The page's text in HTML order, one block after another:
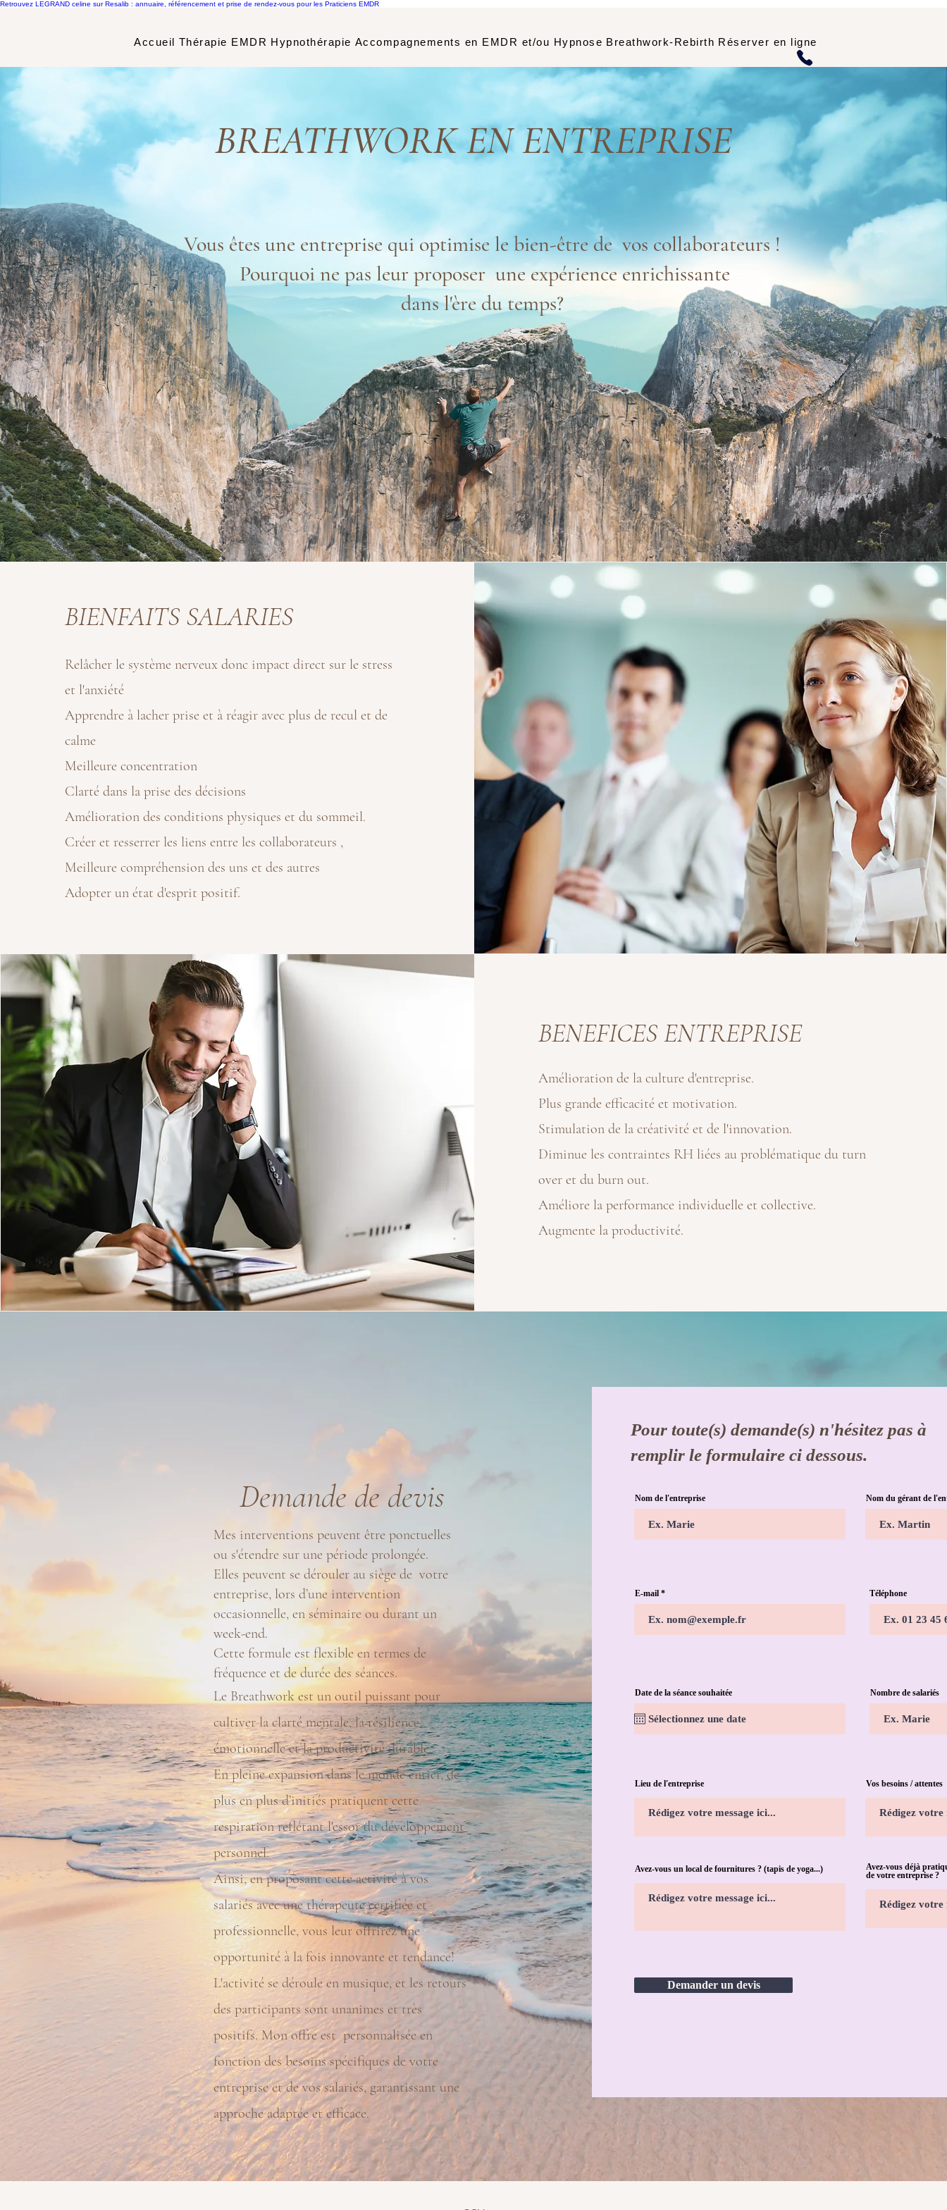
Retrouvez LEGRAND celine sur Resalib : annuaire, référencement et prise de rendez-vous pour les Praticiens EMDR
Accueil Thérapie EMDR Hypnothérapie Accompagnements en EMDR et/ou Hypnose Breathwork-Rebirth Réserver en ligne
BREATHWORK EN ENTREPRISE
Vous êtes une entreprise qui optimise le bien-être de vos collaborateurs !
Pourquoi ne pas leur proposer une expérience enrichissante
dans l'ère du temps?
BIENFAITS SALARIES
Relâcher le système nerveux donc impact direct sur le stress
et l'anxiété
Apprendre à lacher prise et à réagir avec plus de recul et de
calme
Meilleure concentration
Clarté dans la prise des décisions
Amélioration des conditions physiques et du sommeil.
Créer et resserrer les liens entre les collaborateurs ,
Meilleure compréhension des uns et des autres
Adopter un état d'esprit positif.
BENEFICES ENTREPRISE
Amélioration de la culture d'entreprise.
Plus grande efficacité et motivation.
Stimulation de la créativité et de l'innovation.
Diminue les contraintes RH liées au problématique du turn
over et du burn out.
Améliore la performance individuelle et collective.
Augmente la productivité.
Demande de devis
Mes interventions peuvent être ponctuelles
ou s'étendre sur une période prolongée.
Elles peuvent se dérouler au siège de votre
entreprise, lors d’une intervention
occasionnelle, en séminaire ou durant un
week-end.
Cette formule est flexible en termes de
fréquence et de durée des séances.
Le Breathwork est un outil puissant pour
cultiver la clarté mentale, la résilience
émotionnelle et la productivité durable.
En pleine expansion dans le monde entier, de
plus en plus d’initiés pratiquent cette
respiration reflétant l'essor du développement
personnel.
Ainsi, en proposant cette activité à vos
salariés avec une thérapeute certifiée et
professionnelle, vous leur offrirez une
opportunité à la fois innovante et tendance!
L'activité se déroule en musique, et les retours
des participants sont unanimes et très
positifs. Mon offre est personnalisée en
fonction des besoins spécifiques de votre
entreprise et de vos salariés, garantissant une
approche adaptée et efficace.
Pour toute(s) demande(s) n'hésitez pas à
remplir le formulaire ci dessous.
Nom de l'entreprise Nom du gérant de
E-mail Téléphone
Date de la séance souhaitée Nombre de salariés
Lieu de l'entreprise Vos besoins / attentes
Avez-vous un local de fournitures ? (tapis de yoga...)
Avez-vous déjà
de votre entreprise ?
Demander un devis